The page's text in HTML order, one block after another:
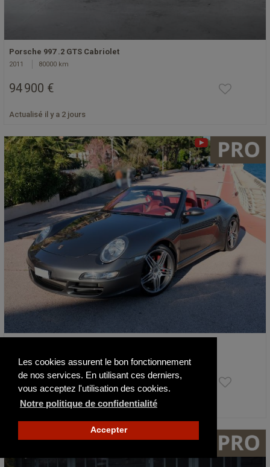
Les cookies assurent le bon fonctionnement
de nos services. En utilisant ces derniers,
vous acceptez l'utilisation des cookies.
Notre politique de confidentialité
Accepter
Porsche 997 .2 GTS Cabriolet
2011 80000 km
94 900 €
Actualisé il y a 2 jours
2008 83800 km
69 800 €
Publié il y a 14 jours